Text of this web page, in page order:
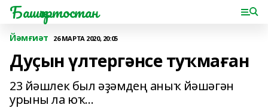
Башҡортостан
Йәмғиәт 26 МАРТА 2020, 20:05
Дуҫын үлтергәнсе туҡмаған
23 йәшлек был әҙәмдең аныҡ йәшәгән
урыны ла юҡ...